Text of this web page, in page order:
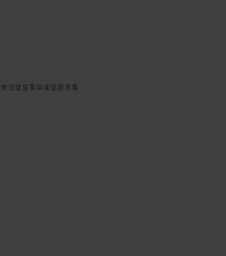
法退貨重製或退款等事